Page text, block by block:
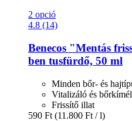
2 opció
4.8 (14)
Benecos "Mentás
ben tusfürdő, 50 ml
Minden bőr- és
Vitalizáló és
Frissítő illat
590 Ft (11.800 Ft / l)